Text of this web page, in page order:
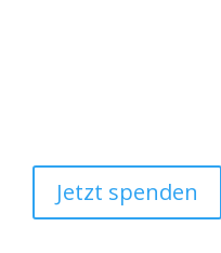
Jetzt spenden